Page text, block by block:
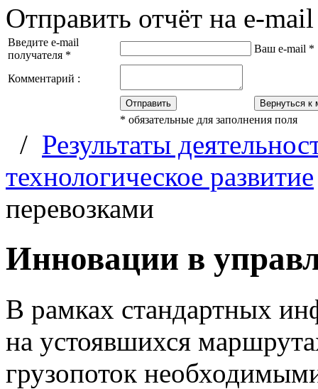
Отправить отчёт на e-mail
Введите e-mail
получателя *
Ваш e-mail *
Комментарий :
Отправить Вернуться к
* обязательные для заполнения поля
/ Результаты
технологическое развитие
перевозками
Инновации в
В рамках стандартных
на устоявшихся
грузопоток